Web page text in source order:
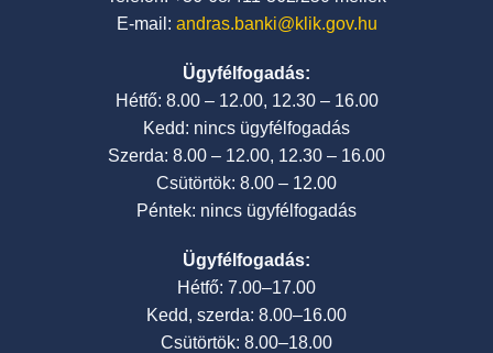
E-mail: andras.banki@klik.gov.hu
Ügyfélfogadás:
Hétfő: 8.00 – 12.00, 12.30 – 16.00
Kedd: nincs ügyfélfogadás
Szerda: 8.00 – 12.00, 12.30 – 16.00
Csütörtök: 8.00 – 12.00
Péntek: nincs ügyfélfogadás
Ügyfélfogadás:
Hétfő: 7.00–17.00
Kedd, szerda: 8.00–16.00
Csütörtök: 8.00–18.00